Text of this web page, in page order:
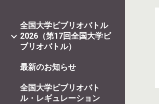
全国大学ビブリオバトル
2026（第17回全国大学ビ
ブリオバトル）
最新のお知らせ
全国大学ビブリオバト
ル・レギュレーション